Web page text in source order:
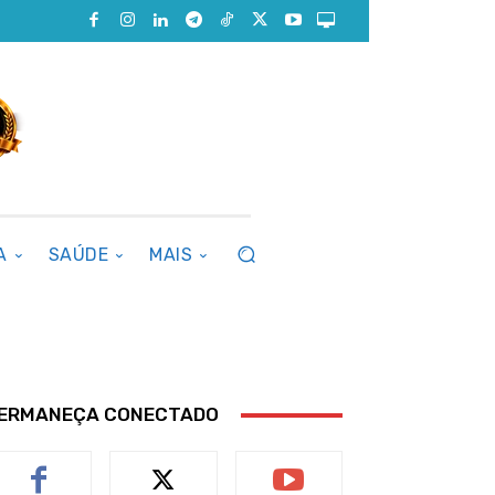
SAÚDE MAIS
CONECTADO